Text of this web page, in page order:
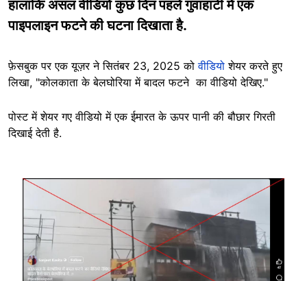
हालांकि असल वीडियो कुछ दिन पहले गुवाहाटी में एक
पाइपलाइन फटने की घटना दिखाता है.
फ़ेसबुक पर एक यूज़र ने सितंबर 23, 2025 कोवीडियोशेयर करते हुए
लिखा, "कोलकाता के बेलघोरिया में बादल फटने का वीडियो देखिए."
पोस्ट में शेयर गए वीडियो में एक ईमारत के ऊपर पानी की बौछार गिरती
दिखाई देती है.
Image